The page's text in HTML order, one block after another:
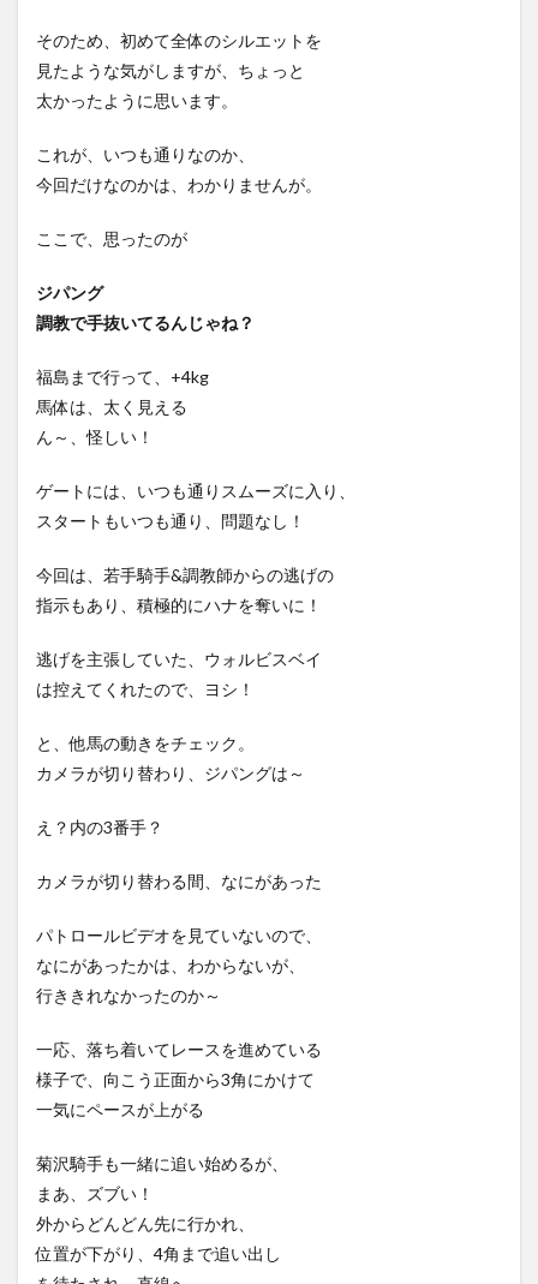
そのため、初めて全体のシルエットを
見たような気がしますが、ちょっと
太かったように思います。
これが、いつも通りなのか、
今回だけなのかは、わかりませんが。
ここで、思ったのが
ジパング
調教で手抜いてるんじゃね？
福島まで行って、+4kg
馬体は、太く見える
ん～、怪しい！
ゲートには、いつも通りスムーズに入り、
スタートもいつも通り、問題なし！
今回は、若手騎手&調教師からの逃げの
指示もあり、積極的にハナを奪いに！
逃げを主張していた、ウォルビスベイ
は控えてくれたので、ヨシ！
と、他馬の動きをチェック。
カメラが切り替わり、ジパングは～
え？内の3番手？
カメラが切り替わる間、なにがあった
パトロールビデオを見ていないので、
なにがあったかは、わからないが、
行ききれなかったのか～
一応、落ち着いてレースを進めている
様子で、向こう正面から3角にかけて
一気にペースが上がる
菊沢騎手も一緒に追い始めるが、
まあ、ズブい！
外からどんどん先に行かれ、
位置が下がり、4角まで追い出し